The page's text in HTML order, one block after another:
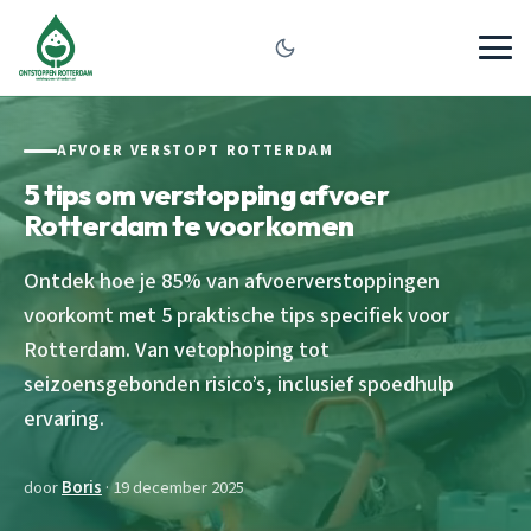
AFVOER VERSTOPT ROTTERDAM
5 tips om verstopping afvoer
Rotterdam te voorkomen
Ontdek hoe je 85% van afvoerverstoppingen
voorkomt met 5 praktische tips specifiek voor
Rotterdam. Van vetophoping tot
seizoensgebonden risico’s, inclusief spoedhulp
ervaring.
doorBoris · 19 december 2025